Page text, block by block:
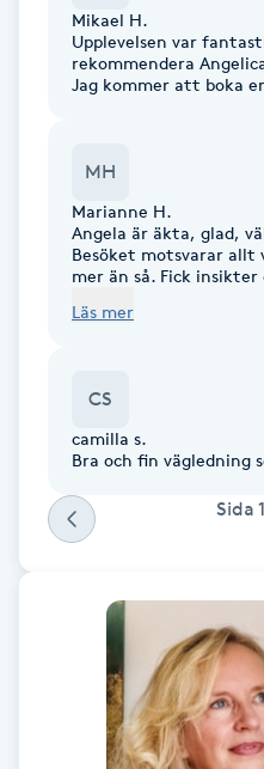
Brynplockning
Celluliter
Coachning
Cryoterapi
Damklippning
Dermapen
Diamantslipning
Enzympeeling
Mikael H.
Upplevelsen var
rekommendera
Jag kommer att boka
MH
Marianne H.
Angela är äkta, glad,
Besöket motsvarar allt
mer än så. Fick
Läs mer
CS
camilla s.
Bra och fin vägledning
Sida 1